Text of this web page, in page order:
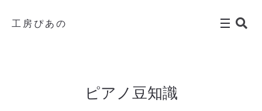
工房ぴあの
ピアノ豆知識